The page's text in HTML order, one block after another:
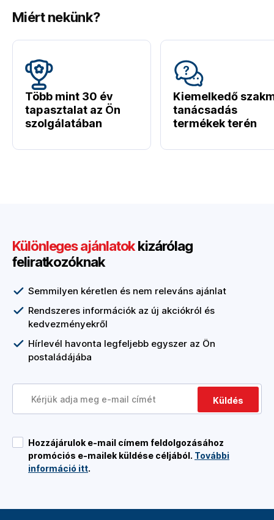
Miért nekünk?
Több mint 30 év
tapasztalat az Ön
szolgálatában
Kiemelkedő
tanácsadás
termékek terén
Különleges ajánlatokkizárólag
feliratkozóknak
Semmilyen kéretlen és nem releváns ajánlat
Rendszeres információk az új akciókról és
kedvezményekről
Hírlevél havonta legfeljebb egyszer az Ön
postaládájába
Küldés
Hozzájárulok e-mail címem feldolgozásához
promóciós e-mailek küldése céljából. További
információ itt.